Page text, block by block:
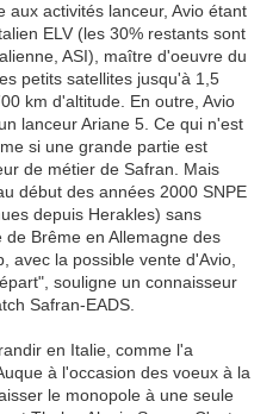
aux activités lanceur, Avio étant
ELV (les 30% restants sont
ASI), maître d'oeuvre du
petits satellites jusqu'à 1,5
km d'altitude. En outre, Avio
lanceur Ariane 5. Ce qui n'est
si une grande partie est
de métier de Safran. Mais
début des années 2000 SNPE
depuis Herakles) sans
Brême en Allemagne des
avec la possible vente d'Avio,
souligne un connaisseur
Safran-EADS.
en Italie, comme l'a
à l'occasion des voeux à la
le monopole à une seule